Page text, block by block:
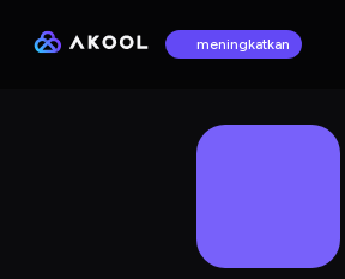
meningkatkan